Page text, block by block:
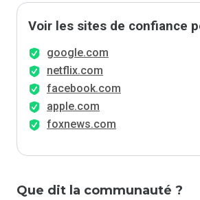
Voir les sites de confiance
google.com
netflix.com
facebook.com
apple.com
foxnews.com
Que dit la communauté ?